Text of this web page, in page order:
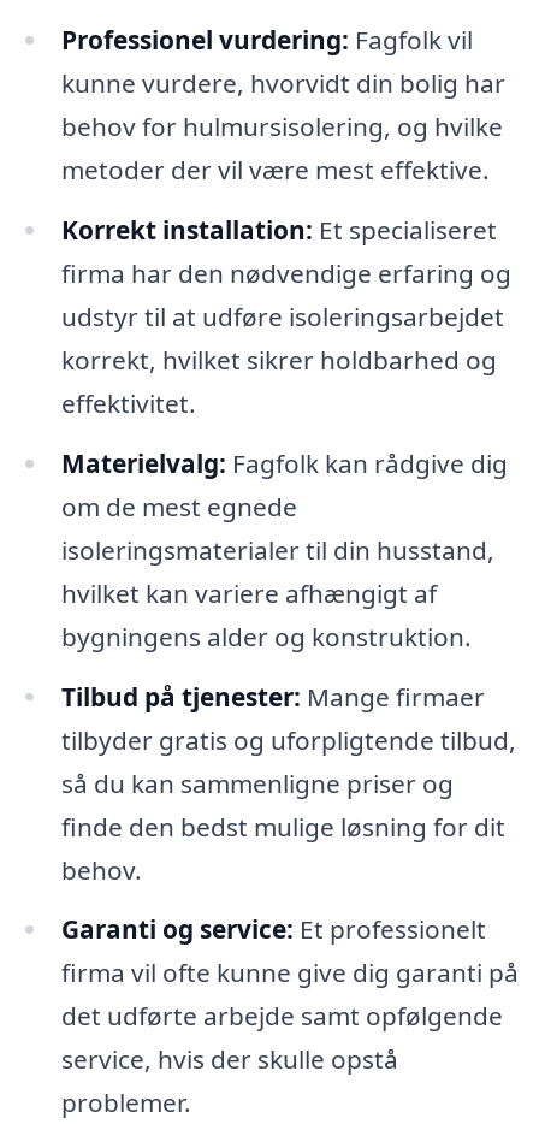
Professionel vurdering: Fagfolk vil
kunne vurdere, hvorvidt din bolig har
behov for hulmursisolering, og hvilke
metoder der vil være mest effektive.
Korrekt installation: Et specialiseret
firma har den nødvendige erfaring og
udstyr til at udføre isoleringsarbejdet
korrekt, hvilket sikrer holdbarhed og
effektivitet.
Materielvalg: Fagfolk kan rådgive dig
om de mest egnede
isoleringsmaterialer til din husstand,
hvilket kan variere afhængigt af
bygningens alder og konstruktion.
Tilbud på tjenester: Mange firmaer
tilbyder gratis og uforpligtende tilbud,
så du kan sammenligne priser og
finde den bedst mulige løsning for dit
behov.
Garanti og service: Et professionelt
firma vil ofte kunne give dig garanti på
det udførte arbejde samt opfølgende
service, hvis der skulle opstå
problemer.